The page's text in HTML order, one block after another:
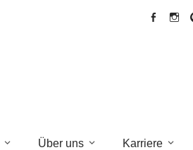
Über uns Karriere